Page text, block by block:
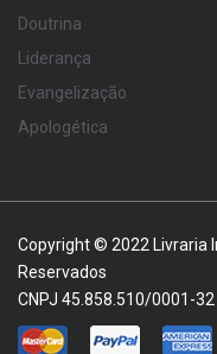
Doutrina
Liderança
Evangelização
Apologética
Copyright © 2022 Livraria
Reservados
CNPJ 45.858.510/0001-32